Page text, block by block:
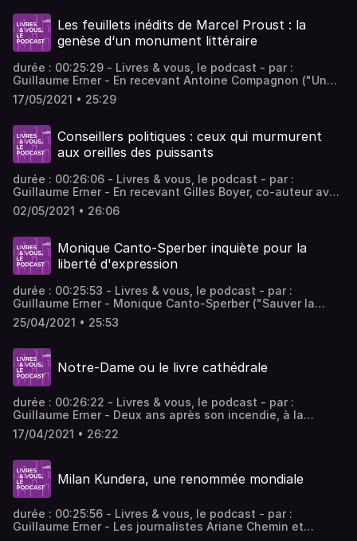
Les feuillets inédits de Marcel Proust : la
genèse d‘un monument littéraire
durée : 00:25:29 - Livres & vous, le podcast - par :
Guillaume Erner - En recevant Antoine Compagnon ("Un
été avec Proust". Ed. Equateurs Parallèles) et Jocelyne
Sauvard ("Céleste et Marcel, un amour de Proust" . Ed. du
quinze feuillets" récemment parus chez Gallimard et qui
éclairent d’une lumière nouvelle l’ensemble de l’œuvre de
l’auteur.
17/05/2021 • 25:29
Conseillers politiques : ceux qui murmurent
aux oreilles des puissants
durée : 00:26:06 - Livres & vous, le podcast - par :
Guillaume Erner - En recevant Gilles Boyer, co-auteur avec
Edouard Philippe de "Impressions et lignes claires" (Ed.
Gallimard) et Olivier Faye, auteur de "La Conseillère" (Ed.
connu qui déploie sa toile dans l’ombre des politiques.
02/05/2021 • 26:06
Monique Canto-Sperber inquiète pour la
liberté d'expression
durée : 00:25:53 - Livres & vous, le podcast - par :
Guillaume Erner - Monique Canto-Sperber ("Sauver la
liberté d'expression". Ed. Albin Michel) tente de
comprendre et d'expliquer cette "instabilité" d'une
libérales.
25/04/2021 • 25:53
Notre-Dame ou le livre cathédrale
durée : 00:26:22 - Livres & vous, le podcast - par :
Guillaume Erner - Deux ans après son incendie, à la
redécouverte de l'édifice avec la journaliste Agnès Poirier
("Notre-Dame, l'âme d'une nation".) et l'historien de
d'un chef d'œuvre").
17/04/2021 • 26:22
Milan Kundera, une renommée mondiale
durée : 00:25:56 - Livres & vous, le podcast - par :
Guillaume Erner - Les journalistes Ariane Chemin et